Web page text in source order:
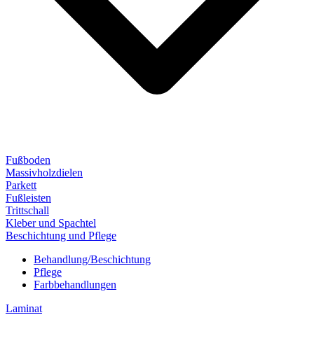
Fußboden
Massivholzdielen
Parkett
Fußleisten
Trittschall
Kleber und Spachtel
Beschichtung und Pflege
Behandlung/Beschichtung
Pflege
Farbbehandlungen
Laminat